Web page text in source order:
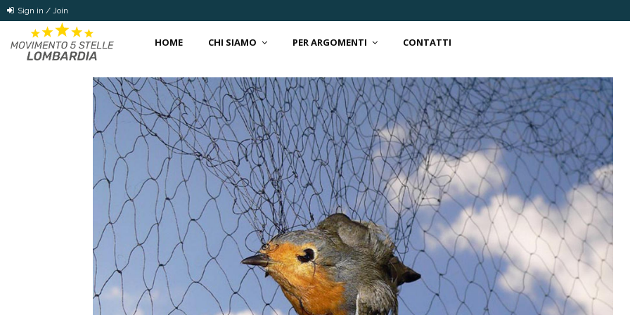
Sign in / Join
HOME CHI SIAMO PER ARGOMENTI CONTATTI